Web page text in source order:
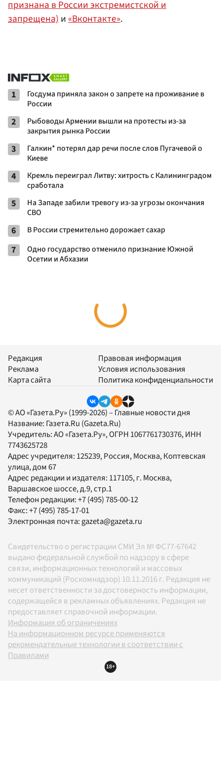
признана в России экстремистской и
запрещена)и«Вконтакте».
1
Госдума приняла закон о запрете на проживание в
России
2
Рыбоводы Армении вышли на протесты из-за
закрытия рынка России
3
Галкин* потерял дар речи после слов Пугачевой о
Киеве
4
Кремль переиграл Литву: хитрость с Калининградом
сработала
5
На Западе забили тревогу из-за угрозы окончания
СВО
6 В России стремительно дорожает сахар
7
Одно государство отменило признание Южной
Осетии и Абхазии
Редакция
Реклама
Карта сайта
Правовая информация
Условия использования
Политика конфиденциальности
© АО «Газета.Ру» (1999-2026) – Главные новости дня
Название: Газета.Ru (Gazeta.Ru)
Учредитель:АО «Газета.Ру», ОГРН 1067761730376, ИНН
7743625728
Адрес учредителя: 125239, Россия, Москва, Коптевская
улица, дом 67
Адрес редакции и издателя: 117105, г. Москва,
Варшавское шоссе, д.9, стр.1
Телефон редакции:+7 (495) 785-00-12
Факс:+7 (495) 785-17-01
Электронная почта:gazeta@gazeta.ru
Свидетельство о регистрации СМИ Эл № ФС77-67642
выдано федеральной службой по надзору в сфере
связи, информационных технологий и массовых
коммуникаций (Роскомнадзор) 10.11.2016 г. Редакция не
несет ответственности за достоверность информации,
содержащейся в рекламных объявлениях. Редакция не
предоставляет справочной информации.
Информация об ограничениях
На информационном ресурсе применяются
рекомендательные технологии в соответствии с
Правилами
18+